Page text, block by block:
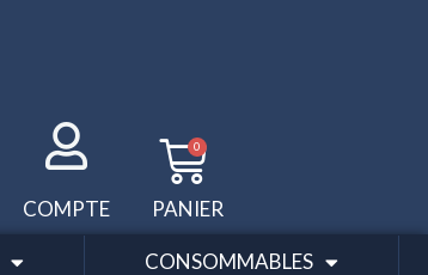
COMPTE
0
Panier
PANIER
CONSOMMABLES